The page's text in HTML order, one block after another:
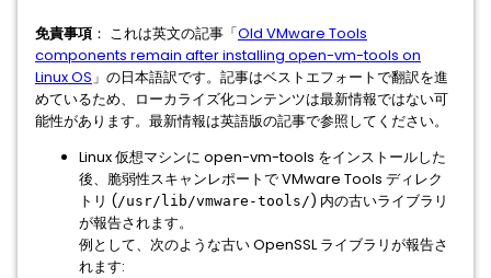
免責事項 ： これは英文の記事「Old VMware Tools
components remain after installing open-vm-tools on
Linux OS」の日本語訳です。記事はベストエフォートで翻訳を進
めているため、ローカライズ化コンテンツは最新情報ではない可
能性があります。最新情報は英語版の記事で参照してください。
Linux 仮想マシンに open-vm-tools をインストールした
後、脆弱性スキャンレポートで VMware Tools ディレク
トリ (/usr/lib/vmware-tools/) 内の古いライブラリ
が報告されます。
例として、次のような古い OpenSSL ライブラリが報告さ
れます: